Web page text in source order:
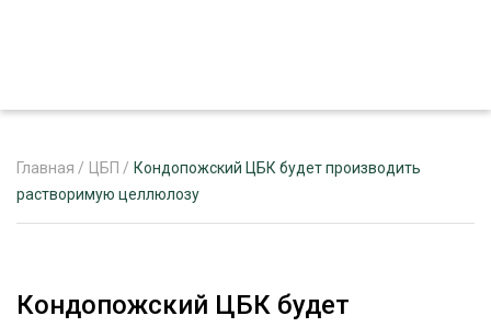
РЕКЛАМОДАТЕЛЯМ
Главная / ЦБП / Кондопожский ЦБК будет производить
растворимую целлюлозу
Кондопожский ЦБК будет